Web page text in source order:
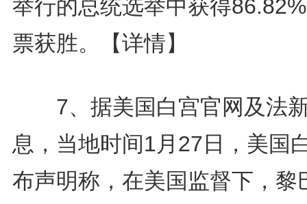
举行的总统选举中获得
票获胜。
【详情】
7、据美国白宫官网及法
息，当地时间1月27日，美国
布声明称，在美国监督下，黎